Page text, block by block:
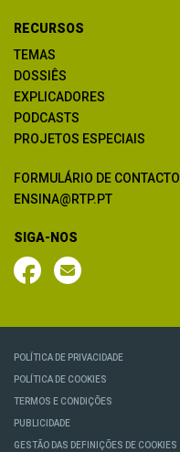
RECURSOS
TEMAS
DOSSIÊS
EXPLICADORES
PODCASTS
PROJETOS ESPECIAIS
FORMULÁRIO DE CONTACTO
ENSINA@RTP.PT
SIGA-NOS
POLÍTICA DE PRIVACIDADE
POLÍTICA DE COOKIES
TERMOS E CONDIÇÕES
PUBLICIDADE
GESTÃO DAS DEFINIÇÕES DE COOKIES